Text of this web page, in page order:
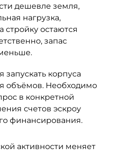
дешевле земля,
нагрузка,
стройку остаются
запас
запускать корпуса
объёмов. Необходимо
в конкретной
счетов эскроу
финансирования.
активности меняет